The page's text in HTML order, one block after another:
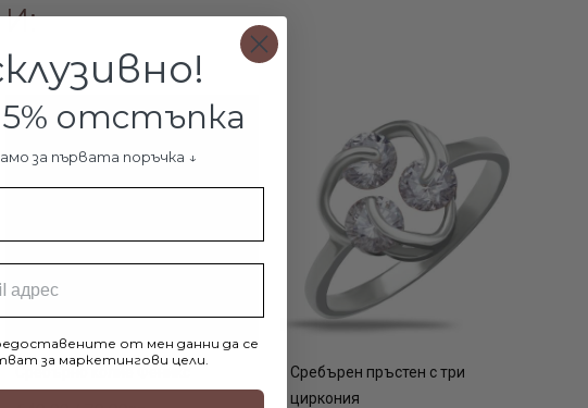
Сребърно колие Феникс
Сребърен пръстен с три
циркония
отстъпка
за първата поръчка ↓
от мен данни да се
за маркетингови цели.